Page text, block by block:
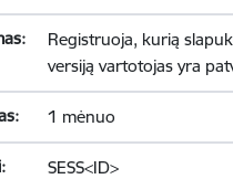
Registruoja, kurią
versiją vartotojas yra
1 mėnuo
SESS<ID>